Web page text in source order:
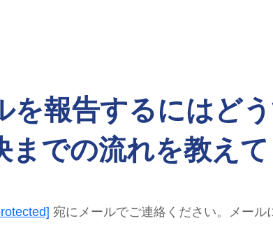
を報告するにはど
までの流れを教えて
宛にメールでご連絡ください。メール